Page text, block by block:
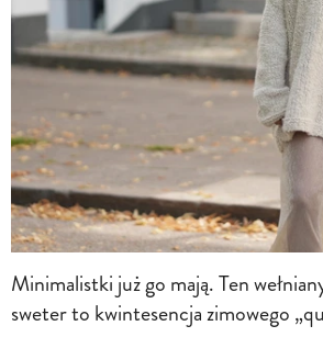
Minimalistki już go mają. Ten
sweter to kwintesencja zimowego